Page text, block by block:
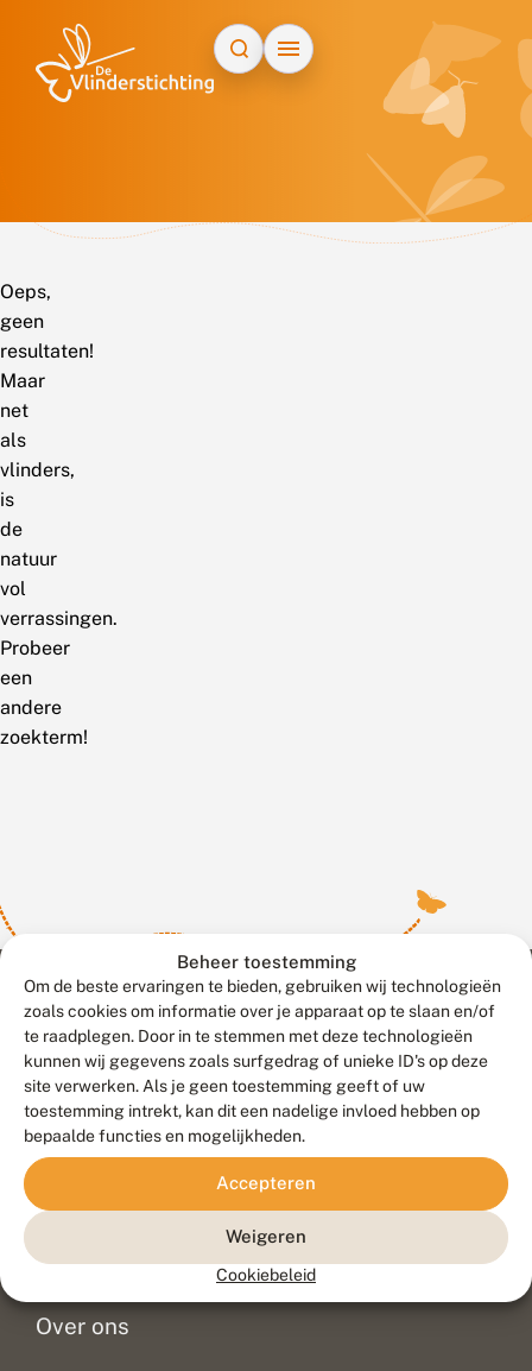
Beheer toestemming
Om de beste ervaringen te bieden, gebruiken wij technologieën
zoals cookies om informatie over je apparaat op te slaan en/of
te raadplegen. Door in te stemmen met deze technologieën
kunnen wij gegevens zoals surfgedrag of unieke ID's op deze
site verwerken. Als je geen toestemming geeft of uw
toestemming intrekt, kan dit een nadelige invloed hebben op
bepaalde functies en mogelijkheden.
Accepteren
Weigeren
Cookiebeleid
Oeps,
geen
resultaten!
Maar
net
als
vlinders,
is
de
natuur
vol
verrassingen.
Probeer
een
andere
zoekterm!
Contact
Veelgestelde vragen
Doneer
Over ons
Meld waarnemingen© 2026 Vlinderstichting
Duurzaam ontwikkeld door
Go2People
, ontworpen door
Blue Field Agency
Privacy
Disclaimer
Sitemap